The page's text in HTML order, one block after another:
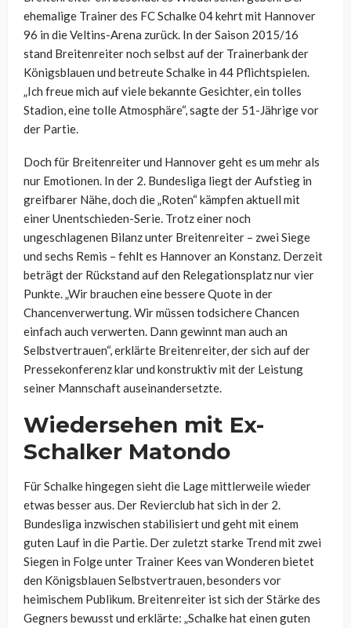
ehemalige Trainer des FC Schalke 04 kehrt mit Hannover
96 in die Veltins-Arena zurück. In der Saison 2015/16
stand Breitenreiter noch selbst auf der Trainerbank der
Königsblauen und betreute Schalke in 44 Pflichtspielen.
„Ich freue mich auf viele bekannte Gesichter, ein tolles
Stadion, eine tolle Atmosphäre“, sagte der 51-Jährige vor
der Partie.
Doch für Breitenreiter und Hannover geht es um mehr als
nur Emotionen. In der 2. Bundesliga liegt der Aufstieg in
greifbarer Nähe, doch die „Roten“ kämpfen aktuell mit
einer Unentschieden-Serie. Trotz einer noch
ungeschlagenen Bilanz unter Breitenreiter – zwei Siege
und sechs Remis – fehlt es Hannover an Konstanz. Derzeit
beträgt der Rückstand auf den Relegationsplatz nur vier
Punkte. „Wir brauchen eine bessere Quote in der
Chancenverwertung. Wir müssen todsichere Chancen
einfach auch verwerten. Dann gewinnt man auch an
Selbstvertrauen“, erklärte Breitenreiter, der sich auf der
Pressekonferenz klar und konstruktiv mit der Leistung
seiner Mannschaft auseinandersetzte.
Wiedersehen mit Ex-
Schalker Matondo
Für Schalke hingegen sieht die Lage mittlerweile wieder
etwas besser aus. Der Revierclub hat sich in der 2.
Bundesliga inzwischen stabilisiert und geht mit einem
guten Lauf in die Partie. Der zuletzt starke Trend mit zwei
Siegen in Folge unter Trainer Kees van Wonderen bietet
den Königsblauen Selbstvertrauen, besonders vor
heimischem Publikum. Breitenreiter ist sich der Stärke des
Gegners bewusst und erklärte: „Schalke hat einen guten